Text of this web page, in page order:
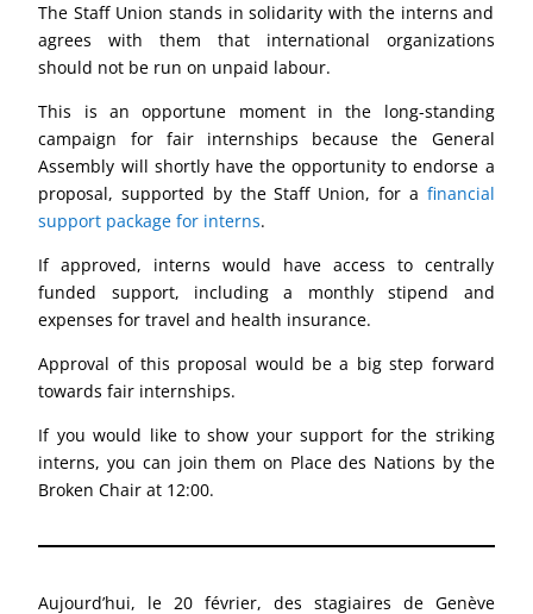
The Staff Union stands in solidarity with the interns and
agrees with them that international organizations
should not be run on unpaid labour.
This is an opportune moment in the long-standing
campaign for fair internships because the General
Assembly will shortly have the opportunity to endorse a
proposal, supported by the Staff Union, for a financial
support package for interns.
If approved, interns would have access to centrally
funded support, including a monthly stipend and
expenses for travel and health insurance.
Approval of this proposal would be a big step forward
towards fair internships.
If you would like to show your support for the striking
interns, you can join them on Place des Nations by the
Broken Chair at 12:00.
Aujourd’hui, le 20 février, des stagiaires de Genève